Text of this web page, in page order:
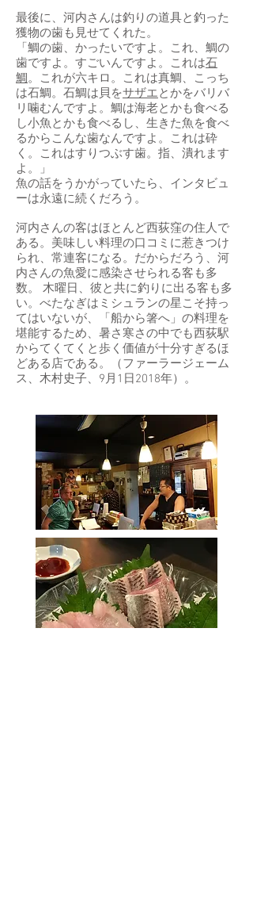
最後に、河内さんは釣りの道具と釣った
獲物の歯も見せてくれた。
「鯛の歯、かったいですよ。これ、鯛の
歯ですよ。すごいんですよ。これは石
鯛。これが六キロ。これは真鯛、こっち
は石鯛。石鯛は貝をサザエとかをバリバ
リ噛むんですよ。鯛は海老とかも食べる
し小魚とかも食べるし、生きた魚を食べ
るからこんな歯なんですよ。これは砕
く。これはすりつぶす歯。指、潰れます
よ。」
魚の話をうかがっていたら、インタビュ
ーは永遠に続くだろう。
河内さんの客はほとんど西荻窪の住人で
ある。美味しい料理の口コミに惹きつけ
られ、常連客になる。だからだろう、河
内さんの魚愛に感染させられる客も多
数。 木曜日、彼と共に釣りに出る客も多
い。べたなぎはミシュランの星こそ持っ
てはいないが、「船から箸へ」の料理を
堪能するため、暑さ寒さの中でも西荻駅
からてくてくと歩く価値が十分すぎるほ
どある店である。（ファーラージェーム
ス、木村史子、9月1日2018年）。